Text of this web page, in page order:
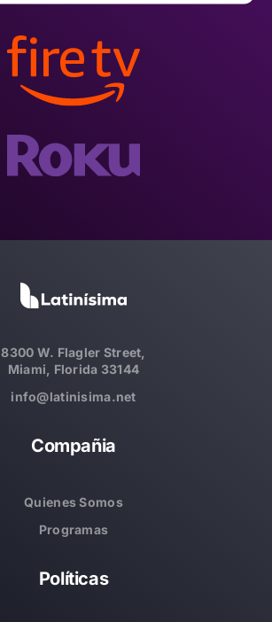
8300 W. Flagler Street,
Miami, Florida 33144
info@latinisima.net
Compañia
Quienes Somos
Programas
Políticas